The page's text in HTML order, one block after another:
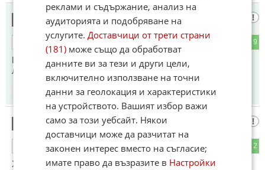
еврейски принцип
9
ОТГОВОР
Щом не си евреин значи си от Хамаз или Хизбулах.Ейй че
лош ген.
10.05.2026
Българин
2
ОТГОВОР
Хизбула също като Ахмат слива се крият зад деца.
реклами и съдържание, анализ на
аудиторията и подобряване на
услугите.Доставчици от трети страни
(181) може също да обработват
данните ви за тези и други цели,
включително използване на точни
данни за геолокация и характеристики
на устройството. Вашият избор важи
само за този уебсайт. Някои
доставчици може да разчитат на
законен интерес вместо на съгласие;
имате право да възразите в Настройки